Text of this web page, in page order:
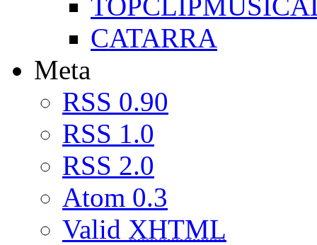
CATARRA
Meta
RSS 0.90
RSS 1.0
RSS 2.0
Atom 0.3
Valid XHTML